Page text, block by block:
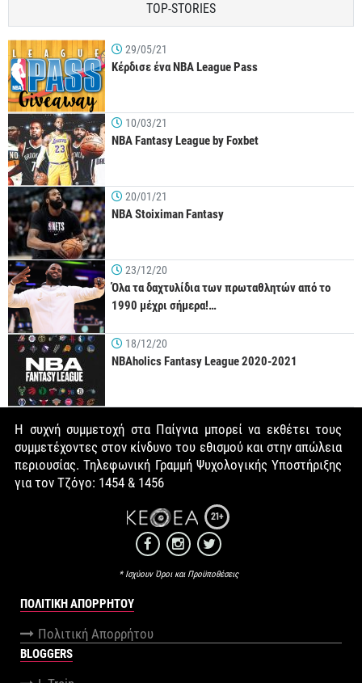
TOP-STORIES
29/05/21
Κέρδισε ένα NBA League Pass
10/03/21
NBA Fantasy League by Foxbet
20/01/21
NBA Stoiximan Fantasy
23/12/20
Όλα τα δαχτυλίδια των πρωταθλητών από το
1990 μέχρι σήμερα!…
18/12/20
NBAholics Fantasy League 2020-2021
Η συχνή συμμετοχή στα Παίγνια μπορεί να εκθέτει τους
συμμετέχοντες στον κίνδυνο του εθισμού και στην απώλεια
περιουσίας. Τηλεφωνική Γραμμή Ψυχολογικής Υποστήριξης
για τον Τζόγο: 1454 & 1456
21+
* Ισχύουν Όροι και Προϋποθέσεις
ΠΟΛΙΤΙΚΉ ΑΠΟΡΡΉΤΟΥ
Πολιτική Απορρήτου
BLOGGERS